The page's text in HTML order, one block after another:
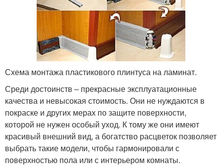
Схема монтажа пластикового плинтуса на ламинат.
Среди достоинств – прекрасные эксплуатационные
качества и невысокая стоимость. Они не нуждаются в
покраске и других мерах по защите поверхности,
которой не нужен особый уход. К тому же они имеют
красивый внешний вид, а богатство расцветок позволяет
выбрать такие модели, чтобы гармонировали с
поверхностью пола или с интерьером комнаты.